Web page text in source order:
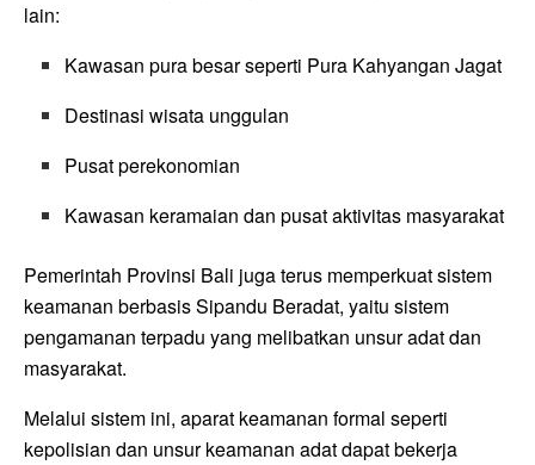
lain:
Kawasan pura besar seperti Pura Kahyangan Jagat
Destinasi wisata unggulan
Pusat perekonomian
Kawasan keramaian dan pusat aktivitas masyarakat
Pemerintah Provinsi Bali juga terus memperkuat sistem
keamanan berbasis Sipandu Beradat, yaitu sistem
pengamanan terpadu yang melibatkan unsur adat dan
masyarakat.
Melalui sistem ini, aparat keamanan formal seperti
kepolisian dan unsur keamanan adat dapat bekerja